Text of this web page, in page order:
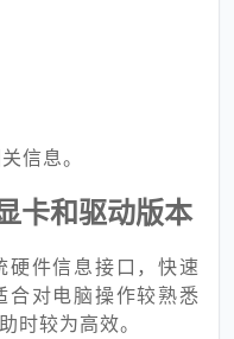
信息。
卡和驱动版本
硬件信息接口，快速
合对电脑操作较熟悉
时较为高效。